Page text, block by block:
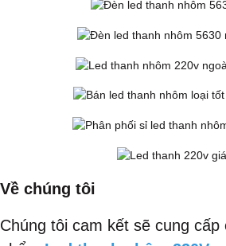
Về chúng tôi
Chúng tôi cam kết sẽ cung cấp